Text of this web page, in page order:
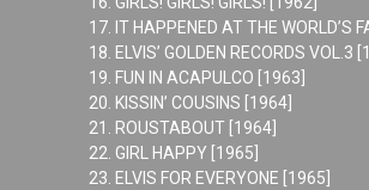
17. IT HAPPENED AT THE WORLD’S
18. ELVIS’ GOLDEN RECORDS VOL.3
19. FUN IN ACAPULCO [1963]
20. KISSIN’ COUSINS [1964]
21. ROUSTABOUT [1964]
22. GIRL HAPPY [1965]
23. ELVIS FOR EVERYONE [1965]